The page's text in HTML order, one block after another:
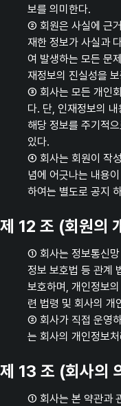
보를 의미한다.
② 회원은 사실에 근
재한 정보가 사실과
여 발생하는 모든 문
재정보의 진실성을
③ 회사는 모든 개인
다. 단, 인재정보의
해당 정보를 주기적
있다.
④ 회사는 회원이 작
념에 어긋나는 내용
하여는 별도로 공지
제 12 조 (회원의
① 회사는 정보통신망
정보 보호법 등 관계
보호하며, 개인정보
련 법령 및 회사의 개
② 회사가 직접 운영
는 회사의 개인정보
제 13 조 (회사의
① 회사는 본 약관과